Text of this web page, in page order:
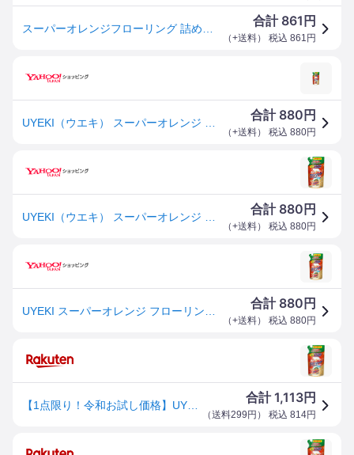
合計 861 円
（+送料） 税込 861 円
合計 880 円
（+送料） 税込 880円
合計 880 円
（+送料） 税込 880円
合計 880 円
（+送料） 税込 880円
合計1,113円
（送料299円 ） 税込 814円